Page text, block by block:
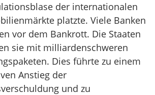
der internationalen
platzte. Viele Banken
vor dem Bankrott. Die Staaten
sie mit milliardenschweren
Dies führte zu einem
Anstieg der
und zu